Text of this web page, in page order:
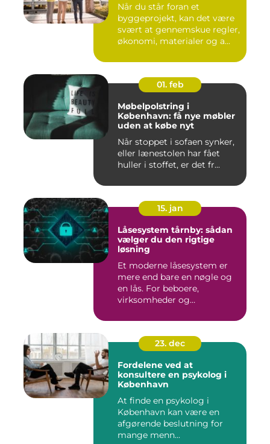
Når du står foran et
byggeprojekt, kan det være
svært at gennemskue regler,
økonomi, materialer og a...
01. feb
Møbelpolstring i
København: få nye møbler
uden at købe nyt
Når stoppet i sofaen synker,
eller lænestolen har fået
huller i stoffet, er det fr...
15. jan
Låsesystem tårnby: sådan
vælger du den rigtige
løsning
Et moderne låsesystem er
mere end bare en nøgle og
en lås. For beboere,
virksomheder og
23. dec
Fordelene ved at
konsultere en psykolog i
København
At finde en psykolog i
København kan være en
afgørende beslutning for
mange menn...